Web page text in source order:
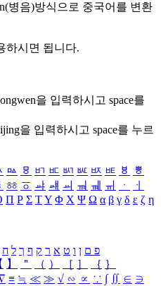
병음)방식으로 중국어를 변환
하시면 됩니다.
을 입력하시고 space를
을 입력하시고 space를 누르
ㅰ ㅱ ㅲ ㅳ ㅴ ㅵ ㅶ ㅷ ㅸ
ㅹ
ㆅ ㆆ ㆇ ㆈ ㆉ ㆊ ㆋ ㆌ ㆍ
ㆎ
Π Ρ Σ ΤΥ Φ Χ Ψ Ω α β γ δ ε ζ η
פ ם ן ו ט א ר ק ף ך ל ח
】 ＂ （ ） ［ ］ ｛ ｝
≡ ≒ ≪ ≫ √ ∽ ∝ ∵ ∫ ∬ ∈ ∋